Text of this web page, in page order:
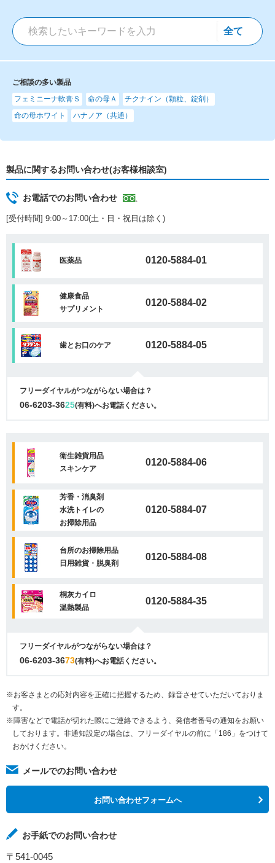
ご相談の多い製品
フェミニーナ軟膏Ｓ
命の母Ａ
チクナイン（顆粒、錠剤）
命の母ホワイト
ハナノア（共通）
製品に関するお問い合わせ(お客様相談室)
お電話でのお問い合わせ
[受付時間] 9:00～17:00(土・日・祝日は除く)
医薬品 0120-5884-01
健康食品
サプリメント
0120-5884-02
歯とお口のケア 0120-5884-05
フリーダイヤルがつながらない場合は？
06-6203-3625(有料)へお電話ください。
衛生雑貨用品
スキンケア
0120-5884-06
芳香・消臭剤
水洗トイレの
お掃除用品
0120-5884-07
台所のお掃除用品
日用雑貨・脱臭剤
0120-5884-08
桐灰カイロ
温熱製品
0120-5884-35
フリーダイヤルがつながらない場合は？
06-6203-3673(有料)へお電話ください。
※お客さまとの応対内容を正確に把握するため、録音させていただいておりま
す。
※障害などで電話が切れた際にご連絡できるよう、発信者番号の通知をお願い
しております。非通知設定の場合は、フリーダイヤルの前に「186」をつけて
おかけください。
メールでのお問い合わせ
お問い合わせフォームへ
お手紙でのお問い合わせ
〒541-0045